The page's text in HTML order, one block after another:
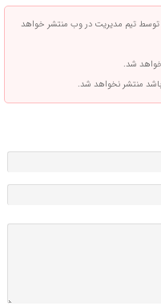
توسط تیم مدیریت در وب منتشر خواهد
شد.
باشد منتشر نخواهد شد.